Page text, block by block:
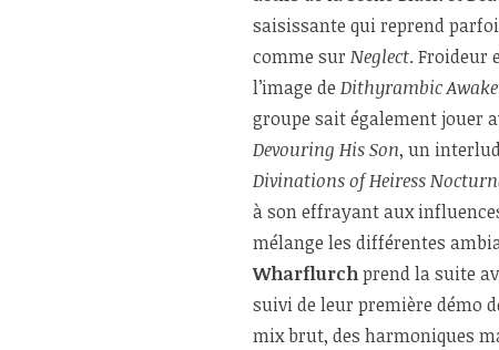
saisissante qui reprend
comme sur Neglect. Froideur
l’image de Dithyrambic
groupe sait également jouer
Devouring His Son, un
Divinations of Heiress
à son effrayant aux
mélange les différentes
Wharflurchprend la suite
suivi de leur première démo
mix brut, des harmoniques